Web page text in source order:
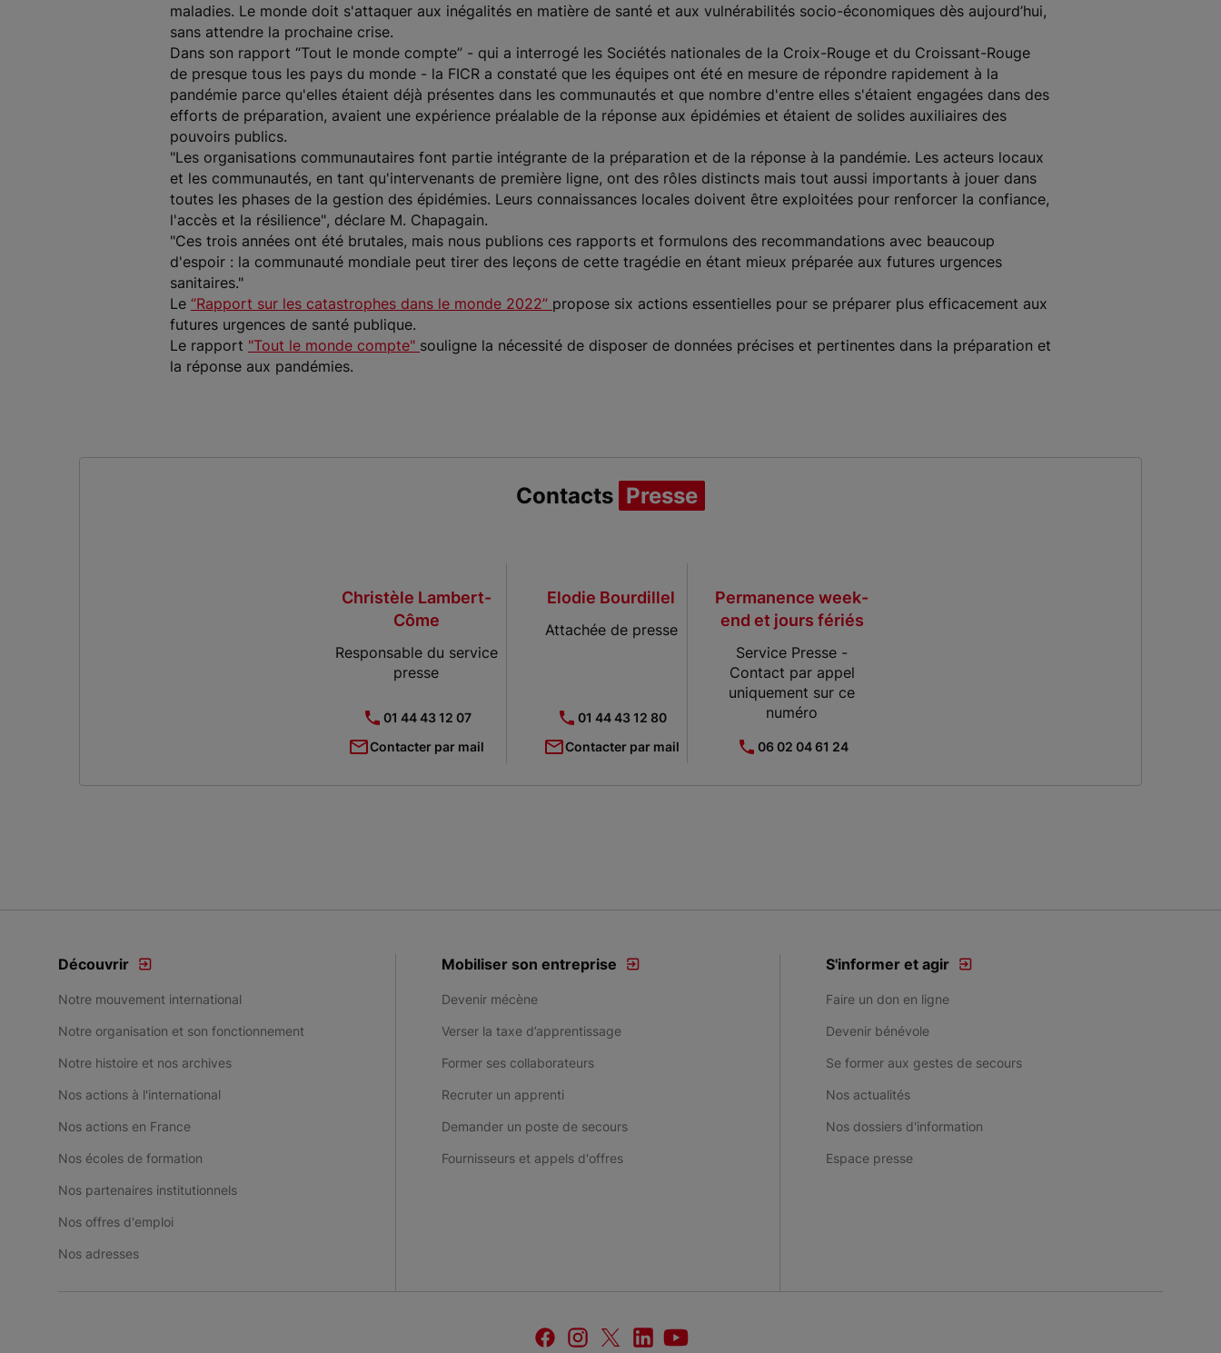
maladies. Le monde doit s'attaquer aux inégalités en matière de santé et aux vulnérabilités socio-économiques dès aujourd’hui,
sans attendre la prochaine crise.
Dans son rapport “Tout le monde compte” - qui a interrogé les Sociétés nationales de la Croix-Rouge et du Croissant-Rouge
de presque tous les pays du monde - la FICR a constaté que les équipes ont été en mesure de répondre rapidement à la
pandémie parce qu'elles étaient déjà présentes dans les communautés et que nombre d'entre elles s'étaient engagées dans des
efforts de préparation, avaient une expérience préalable de la réponse aux épidémies et étaient de solides auxiliaires des
pouvoirs publics.
"Les organisations communautaires font partie intégrante de la préparation et de la réponse à la pandémie. Les acteurs locaux
et les communautés, en tant qu'intervenants de première ligne, ont des rôles distincts mais tout aussi importants à jouer dans
toutes les phases de la gestion des épidémies. Leurs connaissances locales doivent être exploitées pour renforcer la confiance,
l'accès et la résilience", déclare M. Chapagain.
"Ces trois années ont été brutales, mais nous publions ces rapports et formulons des recommandations avec beaucoup
d'espoir : la communauté mondiale peut tirer des leçons de cette tragédie en étant mieux préparée aux futures urgences
sanitaires."
Le “Rapport sur les catastrophes dans le monde 2022” propose six actions essentielles pour se préparer plus efficacement aux
futures urgences de santé publique.
Le rapport "Tout le monde compte" souligne la nécessité de disposer de données précises et pertinentes dans la préparation et
la réponse aux pandémies.
Contacts Presse
Christèle Lambert-
Côme
Responsable du service
presse
01 44 43 12 07
Contacter par mail
Elodie Bourdillel
Attachée de presse
01 44 43 12 80
Contacter par mail
Permanence week-
end et jours fériés
Service Presse -
Contact par appel
uniquement sur ce
numéro
06 02 04 61 24
Découvrir
Notre mouvement international
Notre organisation et son fonctionnement
Notre histoire et nos archives
Nos actions à l'international
Nos actions en France
Nos écoles de formation
Nos partenaires institutionnels
Nos offres d'emploi
Nos adresses
Mobiliser son entreprise
Devenir mécène
Verser la taxe d’apprentissage
Former ses collaborateurs
Recruter un apprenti
Demander un poste de secours
Fournisseurs et appels d'offres
S'informer et agir
Faire un don en ligne
Devenir bénévole
Se former aux gestes de secours
Nos actualités
Nos dossiers d'information
Espace presse
facebook
instagram
twitterlinkedinyoutube